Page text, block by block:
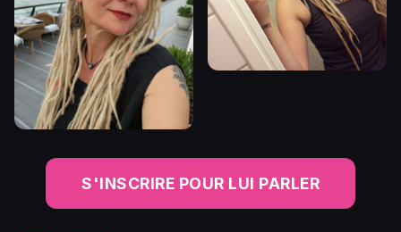
S'INSCRIRE POUR LUI PARLER